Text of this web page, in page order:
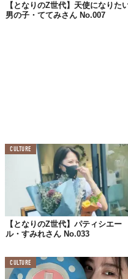
同年代あ
プリキュア
今だからネタにでき
高校の選択授
授業中に片
開けて確か
すご
あなたにとって、
親しき
5年後、ど
Z世代をメイ
商品紹介クリエイタ
【となりのZ世代】天使になりた
男の子・ててみさん No.007
CULTURE
【となりのZ世代】パティシエー
ル・すみれさん No.033
CULTURE